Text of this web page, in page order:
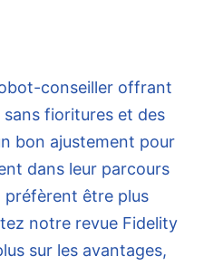
conseiller offrant
fioritures et des
bon ajustement pour
dans leur parcours
préfèrent être plus
notre revue Fidelity
sur les avantages,